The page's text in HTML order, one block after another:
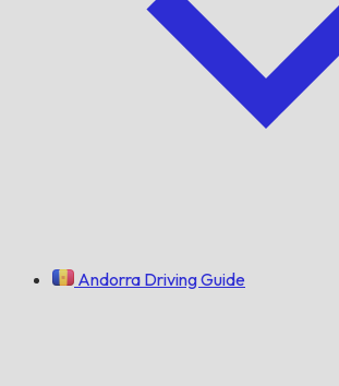
Andorra Driving Guide